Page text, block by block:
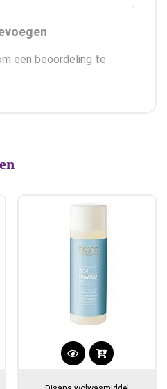
een beoordeling te